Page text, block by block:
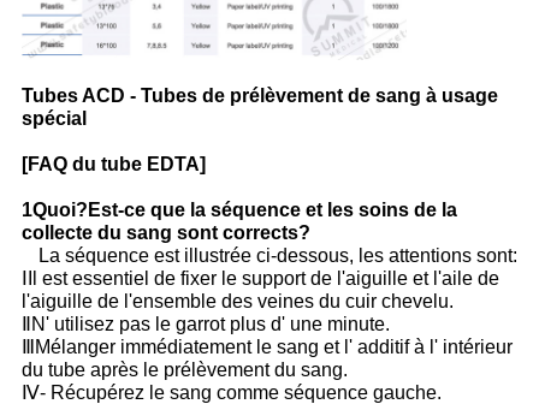
Tubes ACD - Tubes de prélèvement de sang à usage
spécial
[FAQ du tube EDTA]
1Quoi? Est-ce que la séquence et les soins de la
collecte du sang sont corrects?
La séquence est illustrée ci-dessous, les attentions sont:
ⅠIl est essentiel de fixer le support de l'aiguille et l'aile de
l'aiguille de l'ensemble des veines du cuir chevelu.
ⅡN' utilisez pas le garrot plus d' une minute.
ⅢMélanger immédiatement le sang et l' additif à l' intérieur
du tube après le prélèvement du sang.
Ⅳ- Récupérez le sang comme séquence gauche.